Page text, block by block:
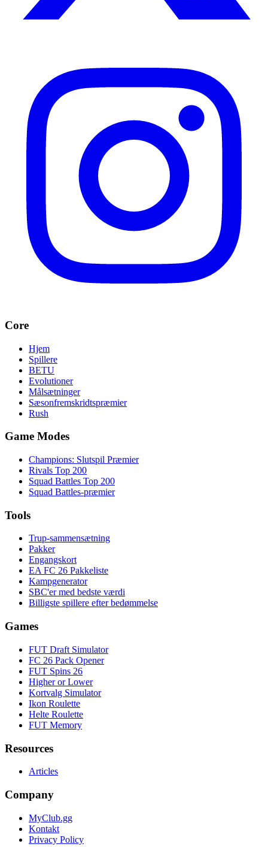
Core
Hjem
Spillere
BETU
Evolutioner
Målsætninger
Sæsonfremskridtspræmier
Rush
Game Modes
Champions: Slutspil Præmier
Rivals Top 200
Squad Battles Top 200
Squad Battles-præmier
Tools
Trup-sammensætning
Pakker
Engangskort
EA FC 26 Pakkeliste
Kampgenerator
SBC'er med bedste værdi
Billigste spillere efter bedømmelse
Games
FUT Draft Simulator
FC 26 Pack Opener
FUT Spins 26
Higher or Lower
Kortvalg Simulator
Ikon Roulette
Helte Roulette
FUT Memory
Resources
Articles
Company
MyClub.gg
Kontakt
Privacy Policy